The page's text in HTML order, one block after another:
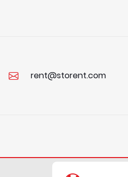
rent@storent.com